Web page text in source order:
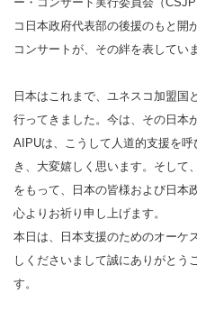
コ日本政府代表部の後援のもと開
コンサートが、その絆を表してい
日本はこれまで、ユネスコ加盟国
行ってきました。今は、その日本
AIPUは、こうして人道的支援を
き、大変嬉しく思います。そして
をもって、日本の皆様および日本
心よりお祈り申し上げます。
本日は、日本支援のためのオーケ
しくださいまして誠にありがとう
す。